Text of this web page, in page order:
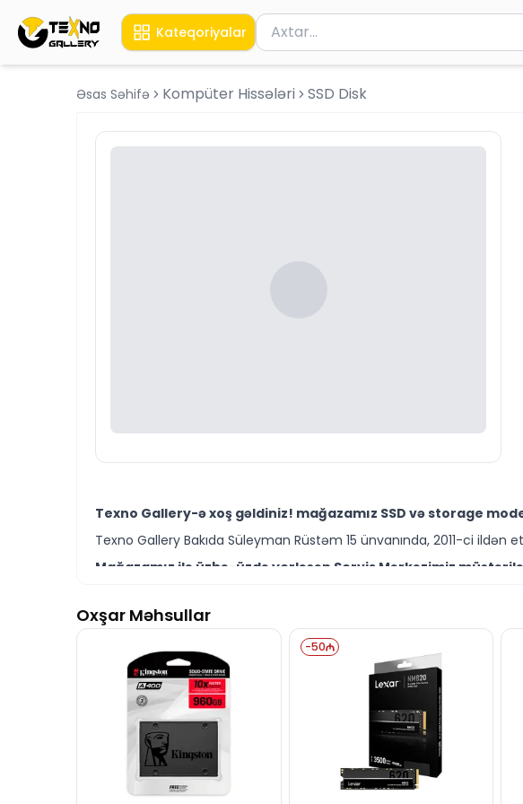
Kateqoriyalar Məhsul axtar
Axtarış üçün ən azı 2 simvol yazın.
Əsas Səhifə Kompüter Hissələri SSD Disk
Texno Gallery-ə xoş gəldiniz! mağazamız SSD və storage
Texno Gallery Bakıda Süleyman Rüstəm 15 ünvanında, 2011-ci
Mağazamız ilə üzbə-üzdə yerləşən Servis Mərkəzimiz
Lexar NM620 512GB M.2 2280 NVMe SSD modelini Bakıda
Ünvanımız 28 Mall TM-dən 150 metr məsafədə yerləşir.
İstər SSD və storage modelləri istərsə də digər brend
Seçim etməkdə məsləhətə ehtiyacınız varsa təcrübəli
Lexar NM620 512GB M.2 2280 NVMe SSD modeli ilə bağlı
İş saatlarından kənar vaxtlarda əlaqə qurmaq üçün email ilə
Bizə maraq göstərdiyiniz üçün təşəkkür edirik!
Oxşar Məhsullar
-50